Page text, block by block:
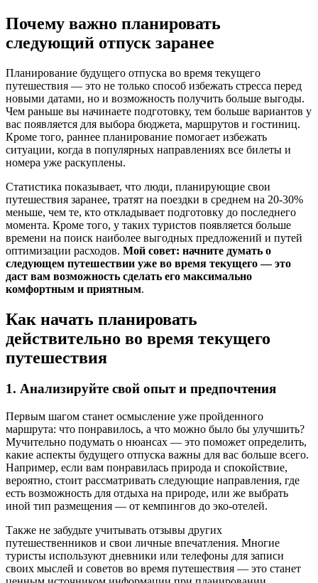
Почему важно планировать
следующий отпуск заранее
Планирование будущего отпуска во время текущего
путешествия — это не только способ избежать стресса перед
новыми датами, но и возможность получить больше выгоды.
Чем раньше вы начинаете подготовку, тем больше вариантов у
вас появляется для выбора бюджета, маршрутов и гостиниц.
Кроме того, раннее планирование помогает избежать
ситуации, когда в популярных направлениях все билеты и
номера уже раскуплены.
Статистика показывает, что люди, планирующие свои
путешествия заранее, тратят на поездки в среднем на 20-30%
меньше, чем те, кто откладывает подготовку до последнего
момента. Кроме того, у таких туристов появляется больше
времени на поиск наиболее выгодных предложений и путей
оптимизации расходов. Мой совет: начните думать о
следующем путешествии уже во время текущего — это
даст вам возможность сделать его максимально
комфортным и приятным.
Как начать планировать
действительно во время текущего
путешествия
1. Анализируйте свой опыт и предпочтения
Первым шагом станет осмысление уже пройденного
маршрута: что понравилось, а что можно было бы улучшить?
Мучительно подумать о нюансах — это поможет определить,
какие аспекты будущего отпуска важны для вас больше всего.
Например, если вам понравилась природа и спокойствие,
вероятно, стоит рассматривать следующие направления, где
есть возможность для отдыха на природе, или же выбрать
иной тип размещения — от кемпингов до эко-отелей.
Также не забудьте учитывать отзывы других
путешественников и свои личные впечатления. Многие
туристы используют дневники или телефоны для записи
своих мыслей и советов во время путешествия — это станет